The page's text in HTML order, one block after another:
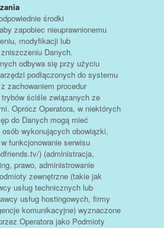
środki
zapobiec nieuprawnionemu
modyfikacji lub
Danych.
odbywa się przy użyciu
podłączonych do systemu
zachowaniem procedur
ściśle związanych ze
Oprócz Operatora, w niektórych
do Danych mogą mieć
wykonujących obowiązki,
funkcjonowanie serwisu
) (administracja,
prawo, administrowanie
zewnętrzne (takie jak
usług technicznych lub
usług hostingowych, firmy
komunikacyjne) wyznaczone
Operatora jako Podmioty